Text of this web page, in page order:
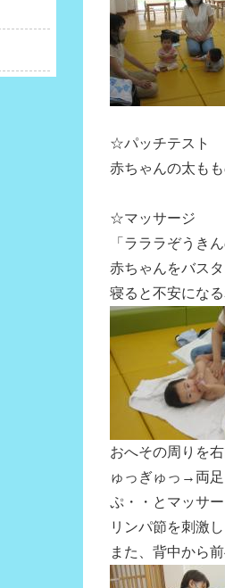
☆パッチテスト
赤ちゃんの太も
☆マッサージ
「ラララぞうきん
赤ちゃんをバス
寝ると不安にな
おへその周りを
ゅっぎゅっ→両
ぷ・・とマッサ
リンパ節を刺激
また、背中から